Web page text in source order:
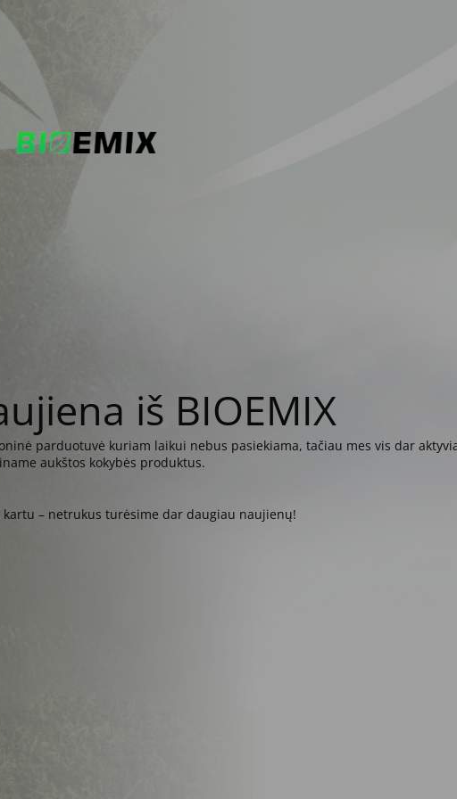
iš BIOEMIX
parduotuvė kuriam laikui nebus pasiekiama, tačiau mes vis dar
aukštos kokybės produktus.
kartu – netrukus turėsime dar daugiau naujienų!